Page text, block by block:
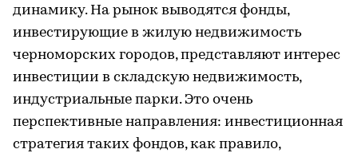
динамику. На рынок выводятся фонды,
инвестирующие в жилую недвижимость
черноморских городов, представляют интерес
инвестиции в складскую недвижимость,
индустриальные парки. Это очень
перспективные направления: инвестиционная
стратегия таких фондов, как правило,